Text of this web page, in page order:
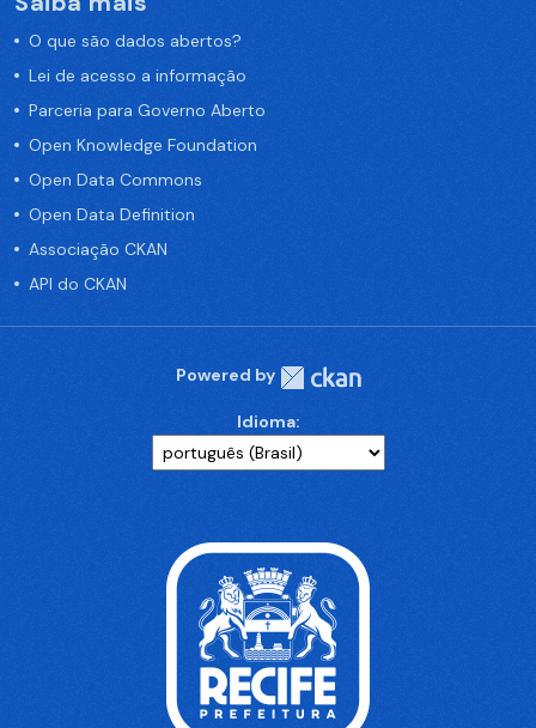
O que são dados abertos?
Lei de acesso a informação
Parceria para Governo Aberto
Open Knowledge Foundation
Open Data Commons
Open Data Definition
Associação CKAN
API do CKAN
Powered by
Idioma